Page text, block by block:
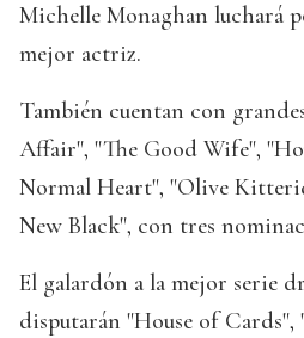
Michelle Monaghan luchará
mejor actriz.
También cuentan con
Affair", "The Good Wife",
Normal Heart", "Olive
New Black", con tres
El galardón a la mejor serie
disputarán "House of